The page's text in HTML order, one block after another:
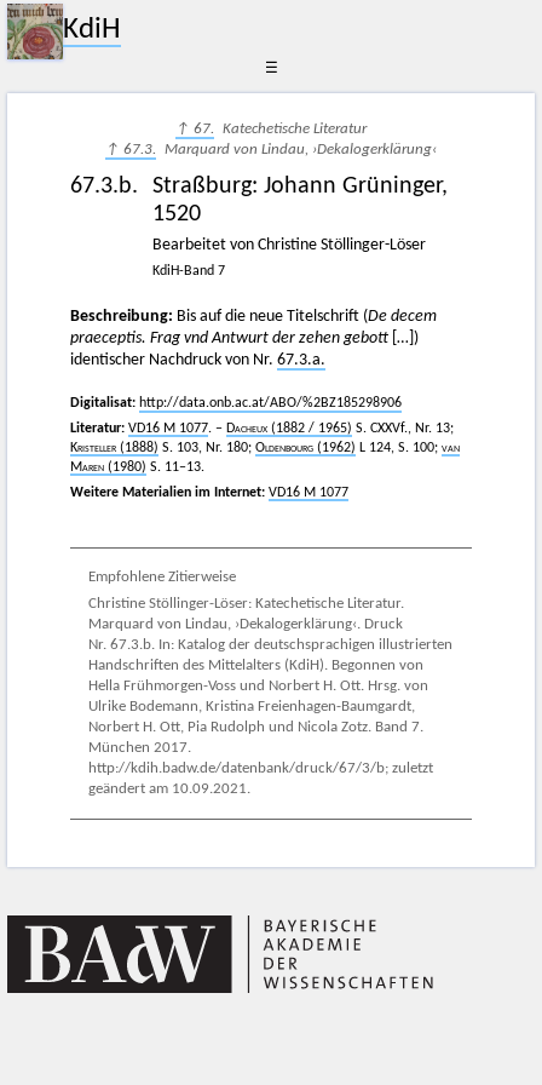
KdiH
☰
↑ 67. Katechetische Literatur
↑ 67.3. Marquard von Lindau, ›Dekalogerklärung‹
67.3.b. Straßburg: Johann Grüninger,
1520
Bearbeitet von Christine Stöllinger-Löser
KdiH-Band 7
Beschreibung: Bis auf die neue Titelschrift (De decem
praeceptis. Frag vnd Antwurt der zehen gebott […])
identischer Nachdruck von Nr. 67.3.a.
Digitalisat: http://data.onb.ac.at/ABO/%2BZ185298906
Literatur: VD16 M 1077. – Dacheux (1882 / 1965) S. CXXVf., Nr. 13;
Kristeller (1888) S. 103, Nr. 180; Oldenbourg (1962) L 124, S. 100; van
Maren (1980) S. 11–13.
Weitere Materialien im Internet: VD16 M 1077
Empfohlene Zitierweise
Christine Stöllinger-Löser: Katechetische Literatur.
Marquard von Lindau, ›Dekalogerklärung‹. Druck
Nr. 67.3.b. In: Katalog der deutschsprachigen illustrierten
Handschriften des Mittelalters (KdiH). Begonnen von
Hella Frühmorgen-Voss und Norbert H. Ott. Hrsg. von
Ulrike Bodemann, Kristina Freienhagen-Baumgardt,
Norbert H. Ott, Pia Rudolph und Nicola Zotz. Band 7.
München 2017.
http://kdih.badw.de/datenbank/druck/67/3/b; zuletzt
geändert am 10.09.2021.